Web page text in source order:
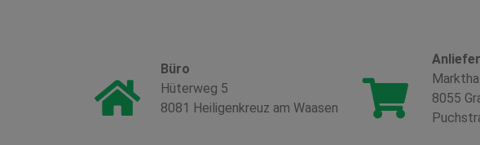
Büro
Hüterweg 5
8081 Heiligenkreuz am Waasen
8055